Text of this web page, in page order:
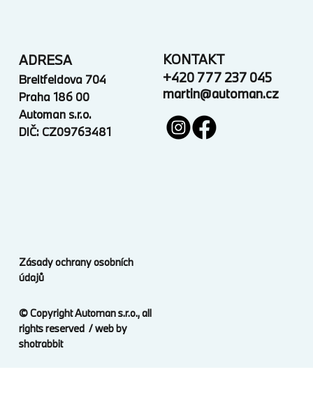
ADRESA
Breitfeldova 704
Praha 186 00
Automan s.r.o.
DIČ: CZ09763481
KONTAKT
+420 777 237 045
martin@automan.cz
Zásady ochrany osobních
údajů
© Copyright Automan s.r.o., all
rights reserved / web by
shotrabbit